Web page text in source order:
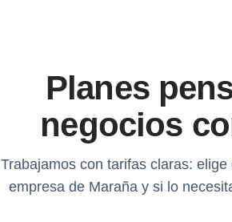
Planes
negocios
Trabajamos con tarifas claras:
empresa de Maraña y si lo